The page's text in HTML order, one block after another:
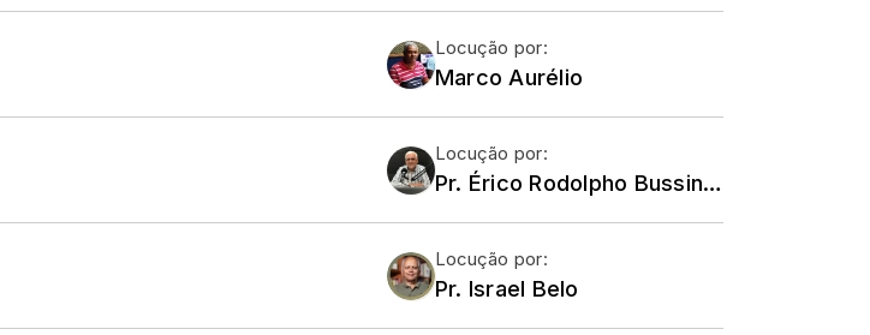
Locução por:
Marco Aurélio
Locução por:
Pr. Érico Rodolpho Bussinger - Comunidade Ramá
Locução por:
Pr. Israel Belo